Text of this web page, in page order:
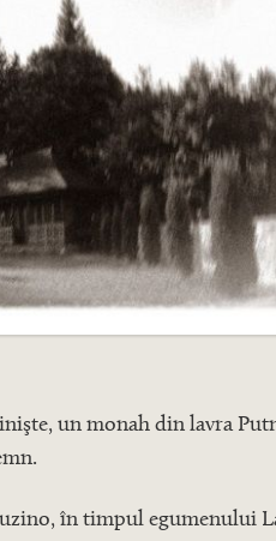
un monah din lavra
în timpul egumenului